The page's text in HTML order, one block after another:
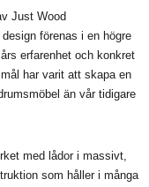
Just Wood
förenas i en högre
erfarenhet och konkret
har varit att skapa en
än vår tidigare
med lådor i massivt,
som håller i många